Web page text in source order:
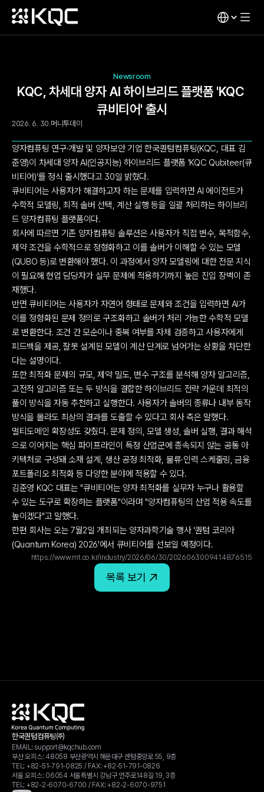
Newsroom
KQC, 차세대 양자 AI 하이브리드 플랫폼 'KQC
큐비티어' 출시
2026. 6. 30.머니투데이
양자컴퓨팅 연구·개발 및 양자보안 기업 한국퀀텀컴퓨팅(KQC, 대표 김
준영)이 차세대 양자 AI(인공지능) 하이브리드 플랫폼 'KQC Qubiteer(큐
비티어)'를 정식 출시했다고 30일 밝혔다.
큐비티어는 사용자가 해결하고자 하는 문제를 입력하면 AI 에이전트가
수학적 모델링, 최적 솔버 선택, 계산 실행 등을 일괄 처리하는 하이브리
드 양자컴퓨팅 플랫폼이다.
회사에 따르면 기존 양자컴퓨팅 솔루션은 사용자가 직접 변수, 목적함수,
제약 조건을 수학적으로 정형화하고 이를 솔버가 이해할 수 있는 모델
(QUBO 등)로 변환해야 했다. 이 과정에서 양자 모델링에 대한 전문 지식
이 필요해 현업 담당자가 실무 문제에 적용하기까지 높은 진입 장벽이 존
재했다.
반면 큐비티어는 사용자가 자연어 형태로 문제와 조건을 입력하면 AI가
이를 정형화된 문제 정의로 구조화하고 솔버가 처리 가능한 수학적 모델
로 변환한다. 조건 간 모순이나 중복 여부를 자체 검증하고 사용자에게
피드백을 제공, 잘못 설계된 모델이 계산 단계로 넘어가는 상황을 차단한
다는 설명이다.
또한 최적화 문제의 규모, 제약 밀도, 변수 구조를 분석해 양자 알고리즘,
고전적 알고리즘 또는 두 방식을 결합한 하이브리드 전략 가운데 최적의
풀이 방식을 자동 추천하고 실행한다. 사용자가 솔버의 종류나 내부 동작
방식을 몰라도 최상의 결과를 도출할 수 있다고 회사 측은 말했다.
멀티도메인 확장성도 갖췄다. 문제 정의, 모델 생성, 솔버 실행, 결과 해석
으로 이어지는 핵심 파이프라인이 특정 산업군에 종속되지 않는 공통 아
키텍처로 구성돼 소재 설계, 생산 공정 최적화, 물류·인력 스케줄링, 금융
포트폴리오 최적화 등 다양한 분야에 적용할 수 있다.
김준영 KQC 대표는 "큐비티어는 양자 최적화를 실무자 누구나 활용할
수 있는 도구로 확장하는 플랫폼"이라며 "양자컴퓨팅의 산업 적용 속도를
높이겠다"고 말했다.
한편 회사는 오는 7월2일 개최되는 양자과학기술 행사 '퀀텀 코리아
(Quantum Korea) 2026'에서 큐비티어를 선보일 예정이다.
https://www.mt.co.kr/industry/2026/06/30/2026063009414876515
목록 보기
한국퀀텀컴퓨팅㈜
EMAIL: support@kqchub.com
부산 오피스: 48058 부산광역시 해운대구 센텀중앙로 55, 9층
TEL: +82-51-791-0825 / FAX: +82-51-791-0826
서울 오피스: 06054 서울특별시 강남구 언주로148길 19, 3층
TEL: +82-2-6070-6700 / FAX: +82-2-6070-9751